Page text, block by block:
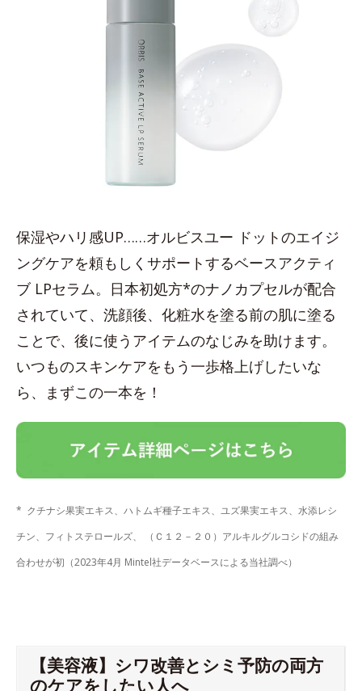
保湿やハリ感UP……オルビスユー ドットのエイジ
ングケアを頼もしくサポートするベースアクティ
ブ LPセラム。日本初処方*のナノカプセルが配合
されていて、洗顔後、化粧水を塗る前の肌に塗る
ことで、後に使うアイテムのなじみを助けます。
いつものスキンケアをもう一歩格上げしたいな
ら、まずこの一本を！
* クチナシ果実エキス、ハトムギ種子エキス、ユズ果実エキス、水添レシ
チン、フィトステロールズ、 （Ｃ１２－２０）アルキルグルコシドの組み
合わせが初（2023年4月 Mintel社データベースによる当社調べ）
【美容液】シワ改善とシミ予防の両方
のケアをしたい人へ